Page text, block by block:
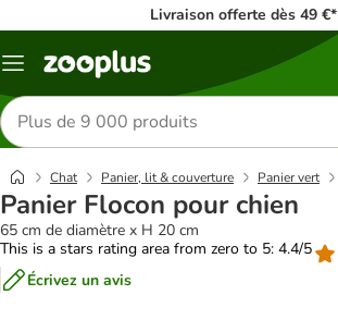
Livraison offerte dès 49 €*
Menu
Rechercher
des
produits
Chat Panier, lit & couverture Panier vert
Panier Flocon pour chien
65 cm de diamètre x H 20 cm
This is a stars rating area from zero to 5: 4.4/5
Écrivez un avis